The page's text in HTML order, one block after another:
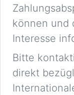
können und
Interesse
Bitte
direkt